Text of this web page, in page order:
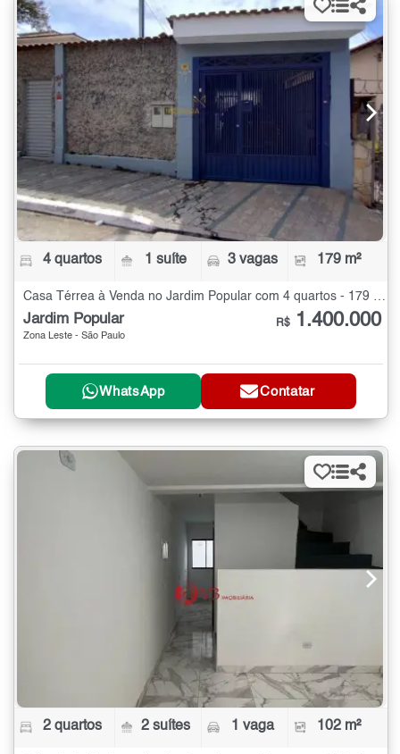
4 quartos 1 suíte 3 vagas 179 m²
Casa Térrea à Venda no Jardim Popular com 4 quartos - 179 m²
Jardim Popular
Zona Leste - São Paulo
R$ 1.400.000
WhatsApp Contatar
2 quartos 2 suítes 1 vaga 102 m²